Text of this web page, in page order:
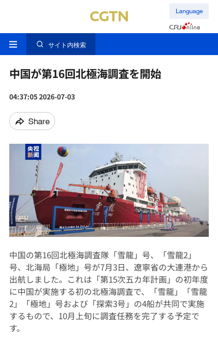
Language
サイト内検索
中国が第16回北極海調査を開始
04:37:05 2026-07-03
Share
中国の第16回北極海調査隊「雪龍」号、「雪龍2」
号、北海局「極地」号が7月3日、遼寧省の大連港から
出航しました。これは「第15次五カ年計画」の初年度
に中国が実施する初の北極海調査で、「雪龍」「雪龍
2」「極地」号および「探索3号」の4船が共同で実施
するもので、10月上旬に調査任務を完了する予定で
す。